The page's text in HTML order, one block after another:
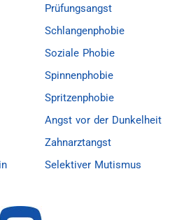
Prüfungsangst
Schlangenphobie
Soziale Phobie
Spinnenphobie
Spritzenphobie
Angst vor der Dunkelheit
Zahnarztangst
Selektiver Mutismus